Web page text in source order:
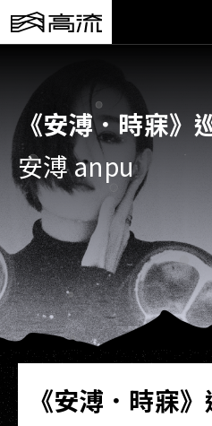
《安溥．時寐》
安溥 anpu
《安溥．時寐